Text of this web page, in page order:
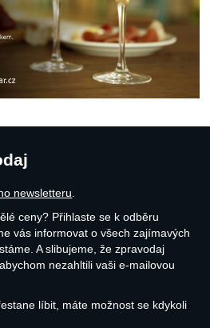
newsletteru
ceny? Přihlaste se k odběru
vás informovat o všech zajímavých
A slibujeme, že zpravodaj
nezahltili vaši e-mailovou
líbit, máte možnost se kdykoli